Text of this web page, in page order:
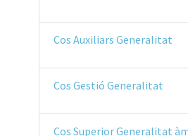
Cos Auxiliars Generalitat
Cos Gestió Generalitat
Cos Superior Generalitat